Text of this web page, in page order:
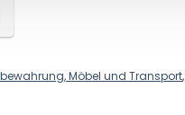
Möbel und Transport,